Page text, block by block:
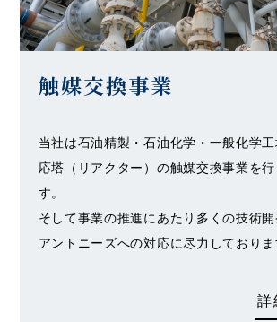
触媒交換事業
当社は石油精製・石油化学・一般化学
応塔（リアクター）の触媒交換事業を行
す。
そして事業の推進にあたり多くの技術
アントニーズへの対応に尽力しておりま
詳